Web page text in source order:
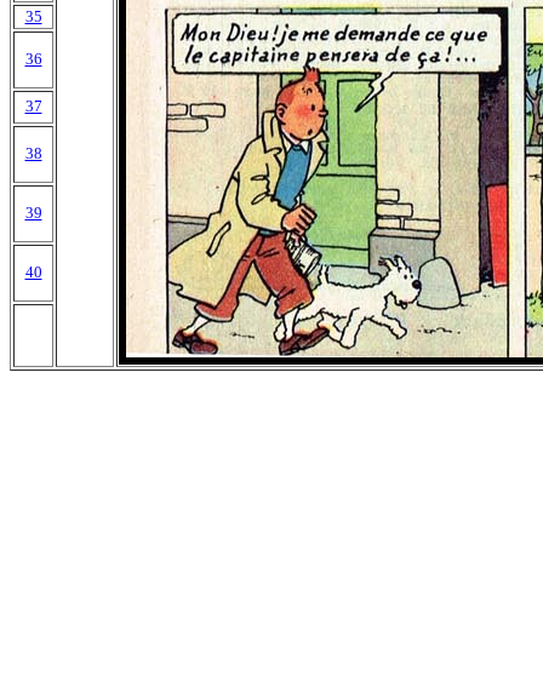
35
36
37
38
39
40